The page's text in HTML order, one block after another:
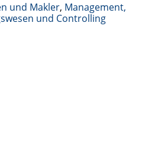
und Makler, Management,
und Controlling